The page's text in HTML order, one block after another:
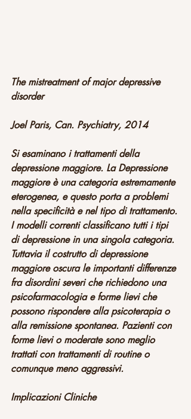
The mistreatment of major depressive
disorder
Joel Paris, Can. Psychiatry, 2014
Si esaminano i trattamenti della
depressione maggiore. La Depressione
maggiore è una categoria estremamente
eterogenea, e questo porta a problemi
nella specificità e nel tipo di trattamento.
I modelli correnti classificano tutti i tipi
di depressione in una singola categoria.
Tuttavia il costrutto di depressione
maggiore oscura le importanti differenze
fra disordini severi che richiedono una
psicofarmacologia e forme lievi che
possono rispondere alla psicoterapia o
alla remissione spontanea. Pazienti con
forme lievi o moderate sono meglio
trattati con trattamenti di routine o
comunque meno aggressivi.
Implicazioni Cliniche